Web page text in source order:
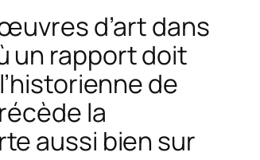
d’art dans
un rapport doit
de
la
aussi bien sur